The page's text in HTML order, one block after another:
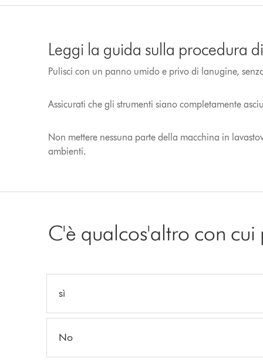
Leggi la guida sulla procedura
Pulisci con un panno umido e privo di lanugine,
Assicurati che gli strumenti siano completamente
Non mettere nessuna parte della macchina in
ambienti.
C'è qualcos'altro con
sì
No